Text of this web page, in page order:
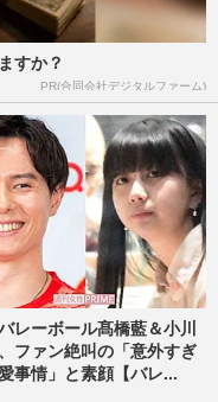
すか？
PR(合同会社デジタルファーム)
レーボール髙橋藍＆小川
ファン絶叫の「意外すぎ
事情」と素顔【バレ...